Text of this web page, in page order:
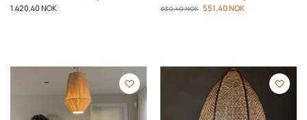
1.420,40 NOK 630,40NOK 551,40NOK